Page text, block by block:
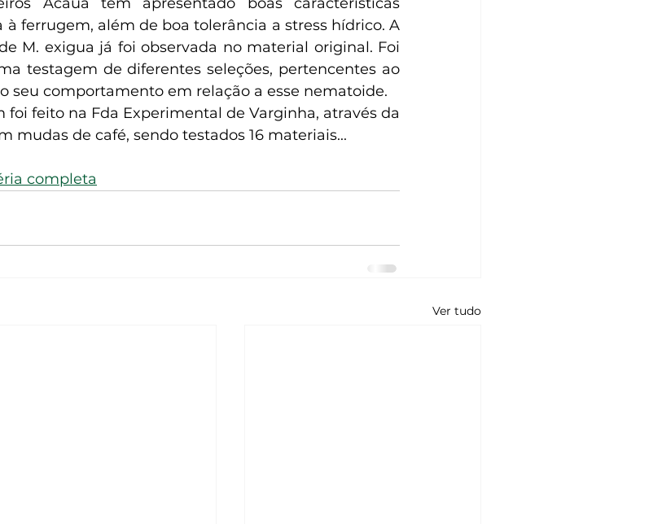
ferrugem, além de boa tolerância a stress hídrico. A
M. exigua já foi observada no material original. Foi
testagem de diferentes seleções, pertencentes ao
seu comportamento em relação a esse nematoide.
mudas de café, sendo testados 16 materiais...
completa
Ver tudo